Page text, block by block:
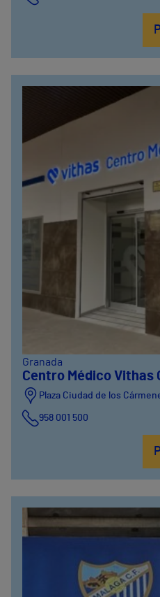
Granada
Centro Médico Vithas
Plaza Ciudad de los
958 001 500